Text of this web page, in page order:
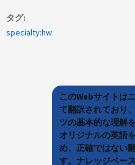
タグ
specialty:hw
このWebサイトは
て翻訳されており
ツの基本的な理解
オリジナルの英語
め、正確ではない
す。ナレッジベー